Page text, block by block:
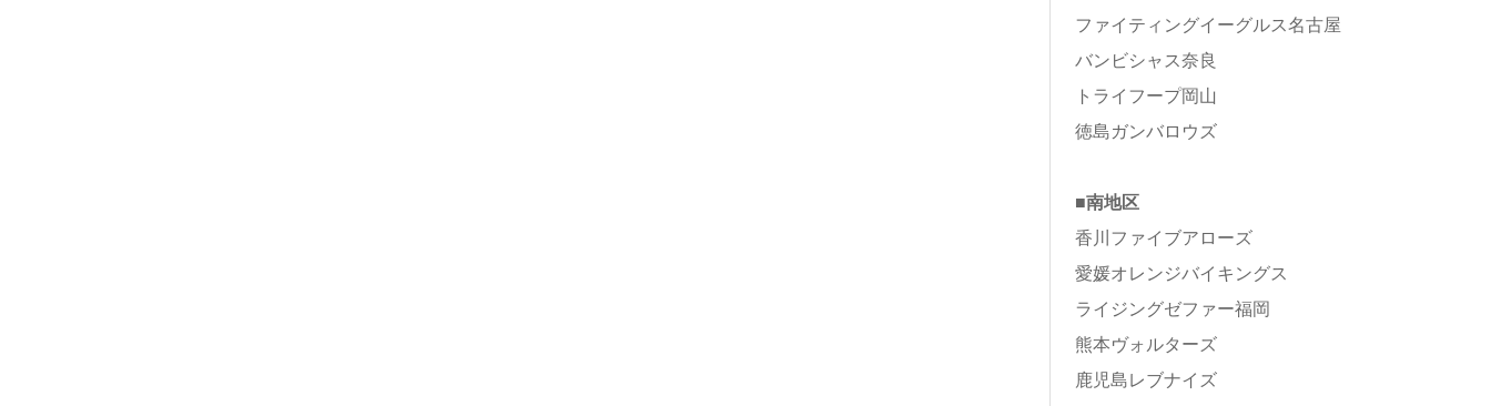
ファイティングイーグルス名古屋
バンビシャス奈良
トライフープ岡山
徳島ガンバロウズ
■南地区
香川ファイブアローズ
愛媛オレンジバイキングス
ライジングゼファー福岡
熊本ヴォルターズ
鹿児島レブナイズ